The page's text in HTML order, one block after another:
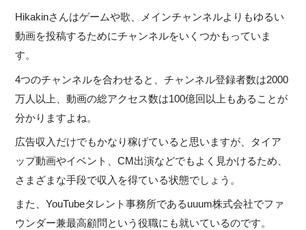
Hikakinさんはゲームや歌、メインチャンネルよりもゆるい
動画を投稿するためにチャンネルをいくつかもっていま
す。
4つのチャンネルを合わせると、チャンネル登録者数は2000
万人以上、動画の総アクセス数は100億回以上もあることが
分かりますよね。
広告収入だけでもかなり稼げていると思いますが、タイア
ップ動画やイベント、CM出演などでもよく見かけるため、
さまざまな手段で収入を得ている状態でしょう。
また、YouTubeタレント事務所であるuuum株式会社でファ
ウンダー兼最高顧問という役職にも就いているのです。